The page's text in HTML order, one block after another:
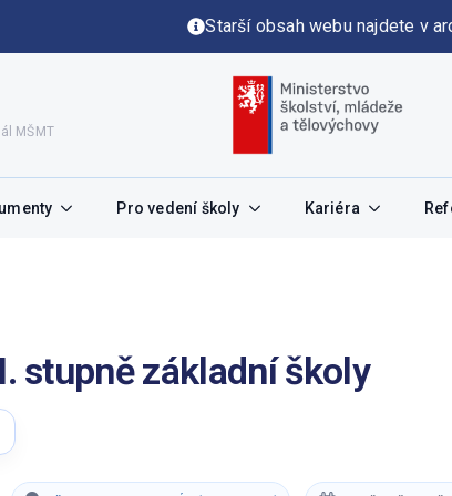
Starší obsah webu najdete v
MŠMT
Pro vedení školy Kariéra
stupně základní školy